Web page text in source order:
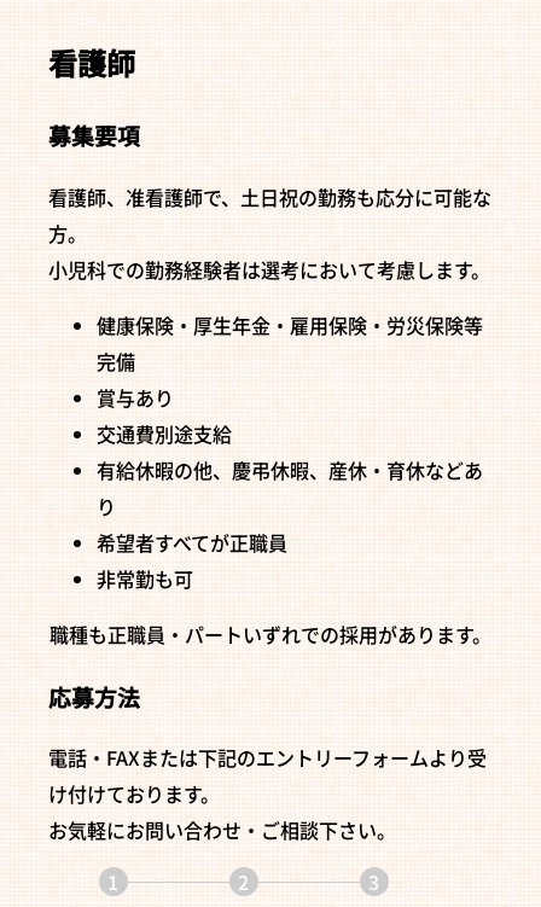
看護師
募集要項
看護師、准看護師で、土日祝の勤務も応分に可能な
方。
小児科での勤務経験者は選考において考慮します。
健康保険・厚生年金・雇用保険・労災保険等
完備
賞与あり
交通費別途支給
有給休暇の他、慶弔休暇、産休・育休などあ
り
希望者すべてが正職員
非常勤も可
職種も正職員・パートいずれでの採用があります。
応募方法
電話・FAXまたは下記のエントリーフォームより受
け付けております。
お気軽にお問い合わせ・ご相談下さい。
1
2
3